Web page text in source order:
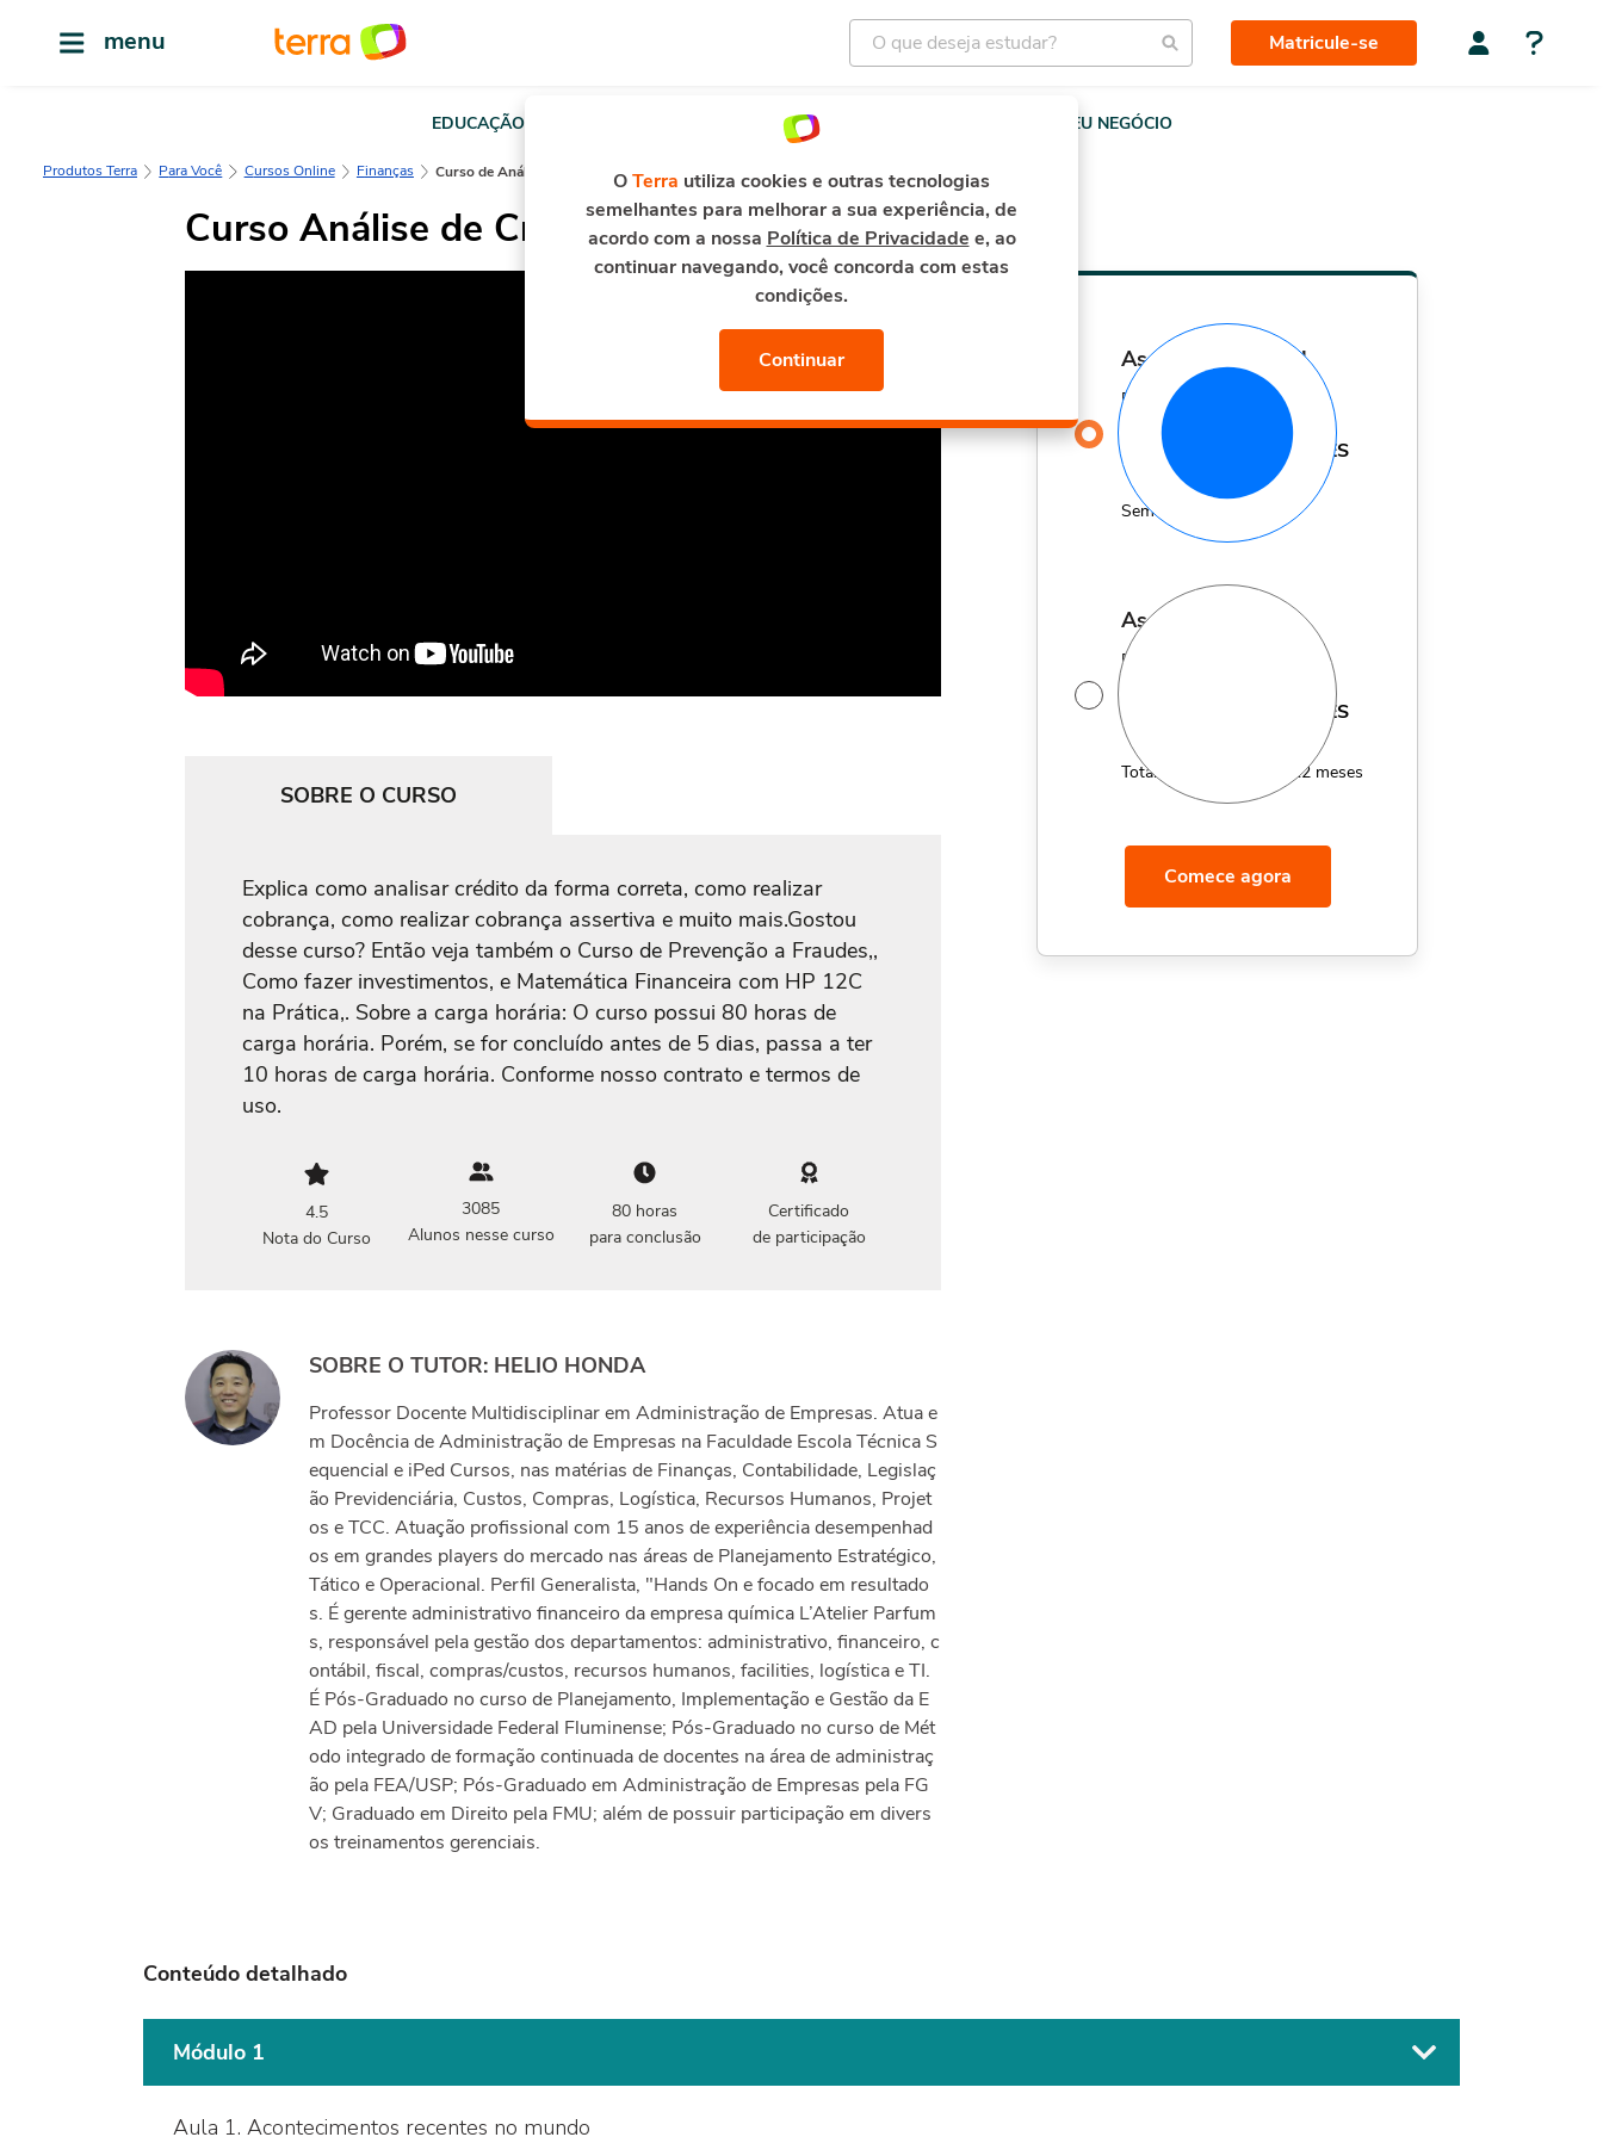
menu Matricule-se
EDUCAÇÃO E-MAIL E SEGURANÇA TERRA MEU NEGÓCIO
Produtos Terra Para Você Cursos Online Finanças Curso de Análise de Crédito e Cobrança
Curso Análise de Crédito e Cobrança
SOBRE O CURSO
Explica como analisar crédito da forma correta, como realizar
cobrança, como realizar cobrança assertiva e muito mais.Gostou
desse curso? Então veja também o Curso de Prevenção a Fraudes,,
Como fazer investimentos, e Matemática Financeira com HP 12C
na Prática,. Sobre a carga horária: O curso possui 80 horas de
carga horária. Porém, se for concluído antes de 5 dias, passa a ter
10 horas de carga horária. Conforme nosso contrato e termos de
uso.
4.5
Nota do Curso
3085
Alunos nesse curso
80 horas
para conclusão
Certificado
de participação
SOBRE O TUTOR: HELIO HONDA
Professor Docente Multidisciplinar em Administração de Empresas. Atua e
m Docência de Administração de Empresas na Faculdade Escola Técnica S
equencial e iPed Cursos, nas matérias de Finanças, Contabilidade, Legislaç
ão Previdenciária, Custos, Compras, Logística, Recursos Humanos, Projet
os e TCC. Atuação profissional com 15 anos de experiência desempenhad
os em grandes players do mercado nas áreas de Planejamento Estratégico,
Tático e Operacional. Perfil Generalista, "Hands On e focado em resultado
s. É gerente administrativo financeiro da empresa química L’Atelier Parfum
s, responsável pela gestão dos departamentos: administrativo, financeiro, c
ontábil, fiscal, compras/custos, recursos humanos, facilities, logística e TI.
É Pós-Graduado no curso de Planejamento, Implementação e Gestão da E
AD pela Universidade Federal Fluminense; Pós-Graduado no curso de Mét
odo integrado de formação continuada de docentes na área de administraç
ão pela FEA/USP; Pós-Graduado em Administração de Empresas pela FG
V; Graduado em Direito pela FMU; além de possuir participação em divers
os treinamentos gerenciais.
assinatura mensal
Por apenas
R$ 29,90 MÊS
Sem fidelidade
assinatura anual
Por apenas 12x de
R$ MÊS
Total de R$179,40 por 12 meses
Comece agora
Conteúdo detalhado
Módulo 1
Aula 1. Acontecimentos recentes no mundo
OTerra utiliza cookies e outras tecnologias
semelhantes para melhorar a sua experiência, de
acordo com a nossa Política de Privacidade e, ao
continuar navegando, você concorda com estas
condições.
Continuar